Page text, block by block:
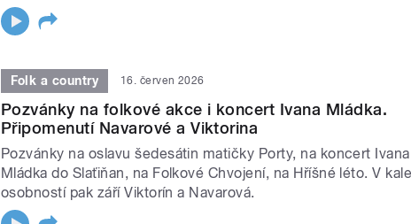
Folk a country 16. červen 2026
Pozvánky na folkové akce i koncert Ivana Mládka.
Připomenutí Navarové a Viktorina
Pozvánky na oslavu šedesátin matičky Porty, na koncert Ivana
Mládka do Slaťiňan, na Folkové Chvojení, na Hříšné léto. V
osobností pak září Viktorín a Navarová.